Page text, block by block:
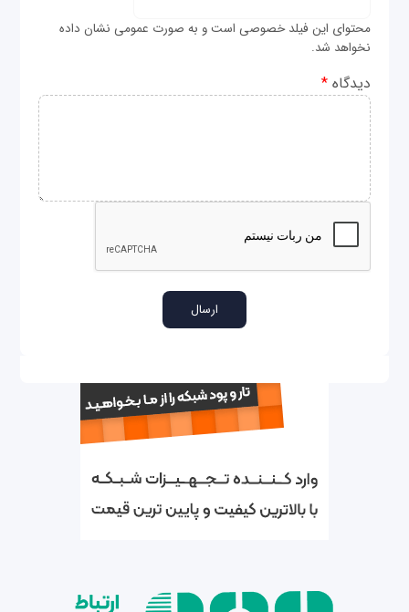
محتوای این فیلد خصوصی است و به صورت عمومی نشان داده
نخواهد شد.
دیدگاه*